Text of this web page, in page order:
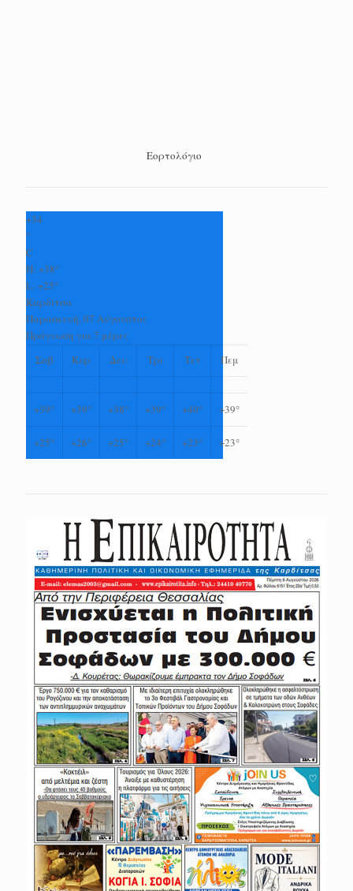
Εορτολόγιο
+34
°
C
H: +38°
L: +25°
Καρδίτσα
Παρασκευή, 07 Αύγουστος
Πρόγνωση για 7 μέρες
Σαβ
Κυρ Δευ Τρι Τετ Πεμ
+39° +39° +38° +39° +40° +39°
+25° +26° +25° +24° +23° +23°